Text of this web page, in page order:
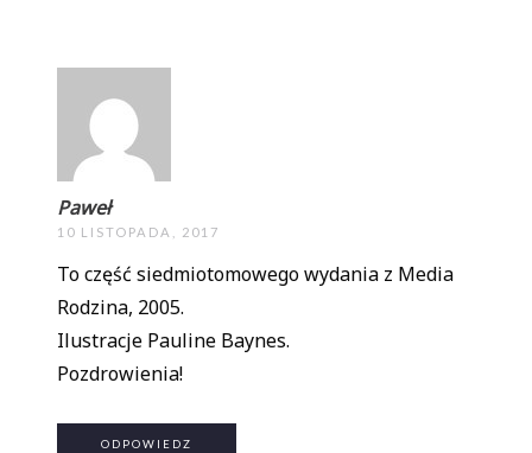
Paweł
10 LISTOPADA, 2017
To część siedmiotomowego wydania z Media
Rodzina, 2005.
Ilustracje Pauline Baynes.
Pozdrowienia!
ODPOWIEDZ